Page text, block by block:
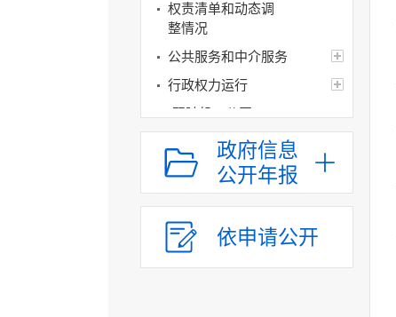
权责清单和动态调
整情况
公共服务和中介服务
行政权力运行
“双随机一公开”
网上政务服务
招标采购
上级政策解读
本级政策解读
政府信息
公开年报
依申请公开